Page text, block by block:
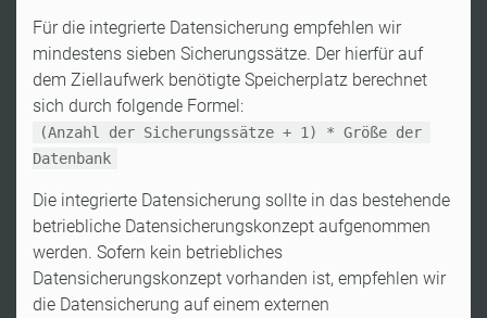
Für die integrierte Datensicherung empfehlen wir
mindestens sieben Sicherungssätze. Der hierfür auf
dem Ziellaufwerk benötigte Speicherplatz berechnet
sich durch folgende Formel:
(Anzahl der Sicherungssätze + 1) * Größe der
Datenbank
Die integrierte Datensicherung sollte in das bestehende
betriebliche Datensicherungskonzept aufgenommen
werden. Sofern kein betriebliches
Datensicherungskonzept vorhanden ist, empfehlen wir
die Datensicherung auf einem externen